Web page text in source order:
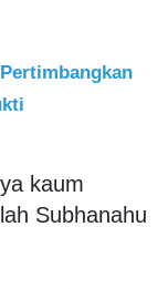
kaum
Subhanahu